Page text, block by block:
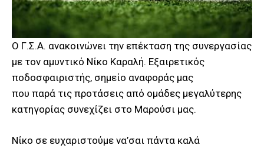
Ο Γ.Σ.Α. ανακοινώνει την επέκταση της συνεργασίας
με τον αμυντικό Νίκο Καραλή. Εξαιρετικός
ποδοσφαιριστής, σημείο αναφοράς μας
που παρά τις προτάσεις από ομάδες μεγαλύτερης
κατηγορίας συνεχίζει στο Μαρούσι μας.
Νίκο σε ευχαριστούμε να’σαι πάντα καλά